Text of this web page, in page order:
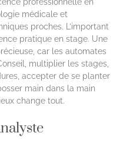
médicale et
proches. L’important
pratique en stage. Une
car les automates
multiplier les stages,
accepter de se planter
main dans la main
change tout.